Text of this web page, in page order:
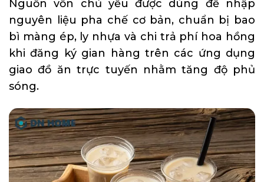
Nguồn vốn chủ yếu được dùng để nhập
nguyên liệu pha chế cơ bản, chuẩn bị bao
bì màng ép, ly nhựa và chi trả phí hoa hồng
khi đăng ký gian hàng trên các ứng dụng
giao đồ ăn trực tuyến nhằm tăng độ phủ
sóng.